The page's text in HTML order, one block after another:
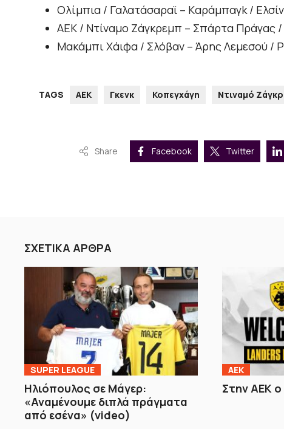
Ολίμπια / Γαλατάσαραϊ – Kαράμπαγk /
ΑΕΚ / Ντίναμο Ζάγκρεμπ – Σπάρτα Πράγας
Μακάμπι Χάιφα / Σλόβαν – Άρης Λεμεσού /
TAGS ΑΕΚ Γκενκ Κοπεγχάγη Ντιναμό
Share Facebook Twitter
ΣΧΕΤΙΚΑ ΑΡΘΡΑ
SUPER LEAGUE
Ηλιόπουλος σε Μάγερ:
«Αναμένουμε διπλά πράγματα
από εσένα» (video)
ΑΕΚ
Στην ΑΕΚ ο